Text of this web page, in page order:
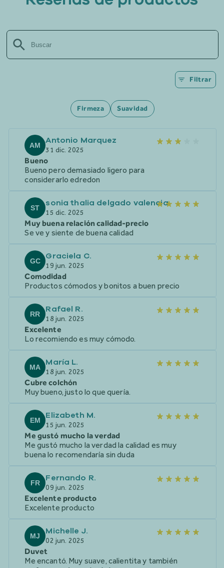
Filtrar
Firmeza Suavidad
AM Antonio Marquez
31 dic. 2025
Bueno
Bueno pero demasiado ligero para
considerarlo edredon
ST sonia thalia delgado valencia
15 dic. 2025
Muy buena relación calidad-precio
Se ve y siente de buena calidad
GC Graciela C.
19 jun. 2025
Comodidad
Productos cómodos y bonitos a buen precio
RR Rafael R.
18 jun. 2025
Excelente
Lo recomiendo es muy cómodo.
MA María L.
18 jun. 2025
Cubre colchón
Muy bueno, justo lo que quería.
EM Elizabeth M.
15 jun. 2025
Me gustó mucho la verdad
Me gustó mucho la verdad la calidad es muy
buena lo recomendaría sin duda
FR Fernando R.
09 jun. 2025
Excelente producto
Excelente producto
MJ Michelle J.
02 jun. 2025
Duvet
Me encantó. Muy suave, calientita y también